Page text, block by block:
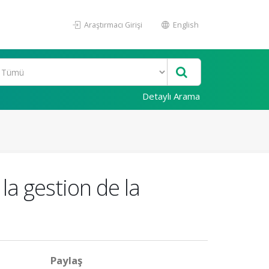
Araştırmacı Girişi English
Detaylı Arama
gestion de la
Paylaş